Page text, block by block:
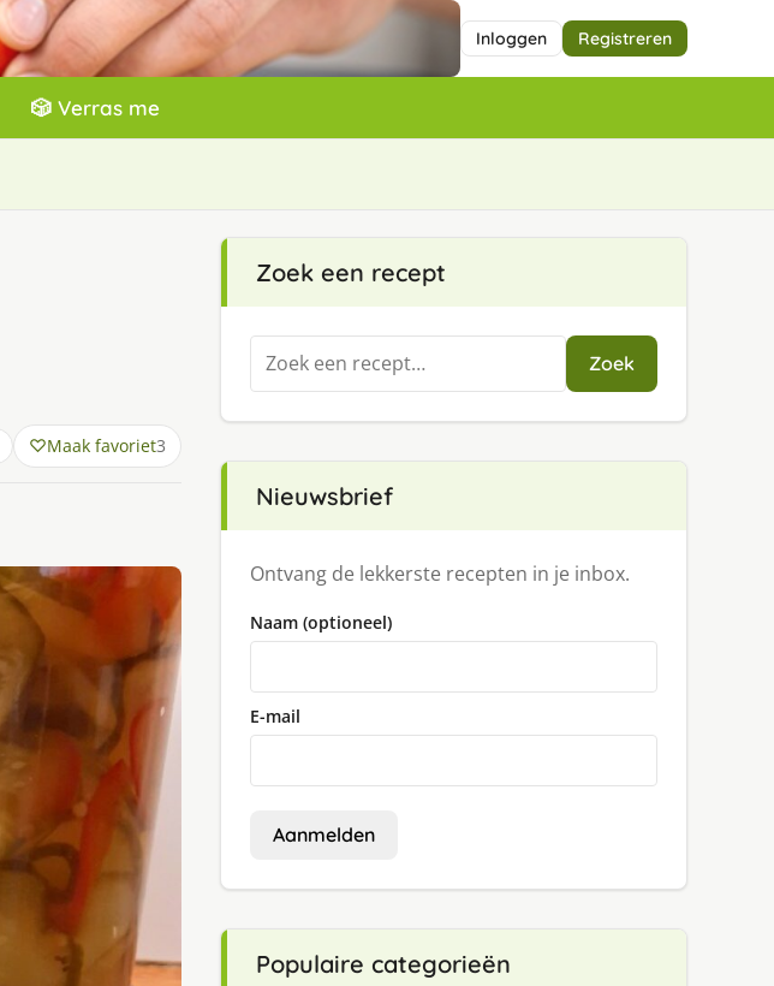
Inloggen Registreren
🎲 Verras me
Maak favoriet3
Zoek een recept
Zoeken
naar:
Zoek
Nieuwsbrief
Ontvang de lekkerste recepten in je inbox.
Naam (optioneel)
E-mail
Aanmelden
Populaire categorieën